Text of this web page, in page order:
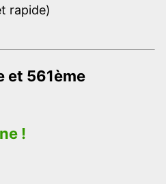
rapide)
et 561ème
!